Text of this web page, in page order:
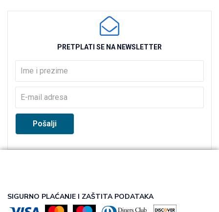
PRETPLATI SE NA NEWSLETTER
SIGURNO PLAĆANJE I ZAŠTITA PODATAKA